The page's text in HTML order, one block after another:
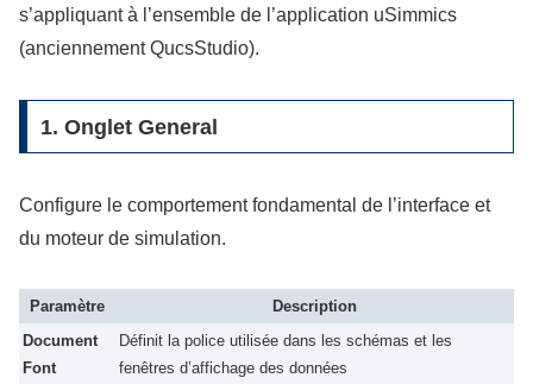
s’appliquant à l’ensemble de l’application uSimmics
(anciennement QucsStudio).
1. Onglet General
Configure le comportement fondamental de l’interface et
du moteur de simulation.
Paramètre
Description
Document
Font
Définit la police utilisée dans les schémas et les
fenêtres d’affichage des données